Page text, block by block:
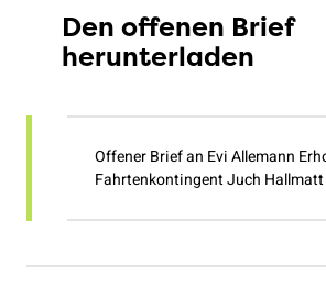
Den offenen Brief
herunterladen
Offener Brief an Evi Allemann
Fahrtenkontingent Juch Hallmatt